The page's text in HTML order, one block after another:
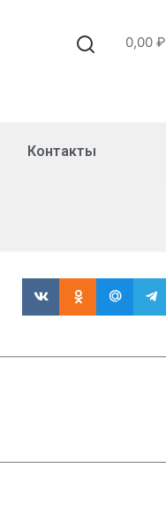
0,00 ₽
Контакты